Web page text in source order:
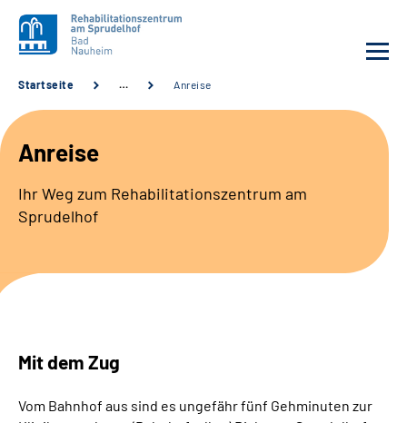
Unsere Klinik
Unsere Angebote
Service
Suche
Leichte Sprache
Startseite … Anreise
Anreise
Ihr Weg zum Rehabilitationszentrum am
Sprudelhof
Mit dem Zug
Vom Bahnhof aus sind es ungefähr fünf Gehminuten zur